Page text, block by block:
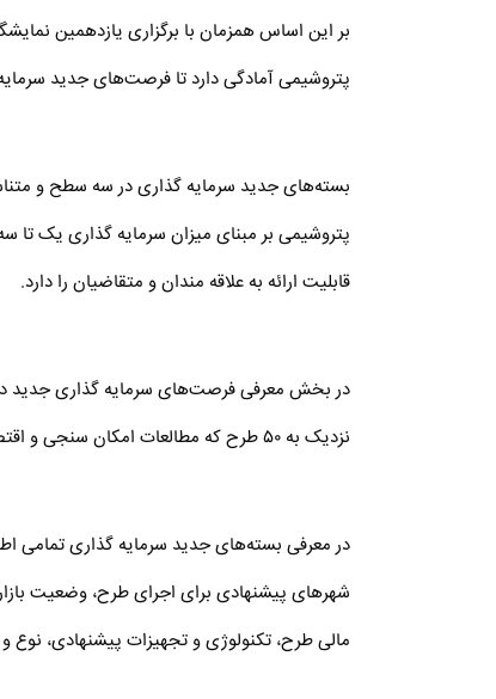
بر این اساس همزمان با برگزاری یازدهمین
پتروشیمی آمادگی دارد تا فرصت‌های جدید
بسته‌های جدید سرمایه گذاری در سه سطح و
پتروشیمی بر مبنای میزان سرمایه گذاری یک تا سه
قابلیت ارائه به علاقه مندان و متقاضیان را دارد.
در بخش معرفی فرصت‌های سرمایه گذاری جدید در
نزدیک به ۵۰ طرح که مطالعات امکان سنجی و اقتصادی آنها انجام گرفته آماده ارائه به سرمایه گذاران است.
در معرفی بسته‌های جدید سرمایه گذاری تمامی
شهرهای پیشنهادی برای اجرای طرح، وضعیت
مالی طرح، تکنولوژی و تجهیزات پیشنهادی، نوع